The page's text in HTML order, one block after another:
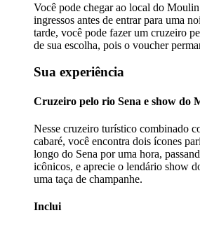
Você pode chegar ao local do
ingressos antes de entrar para uma
tarde, você pode fazer um cruzeiro
de sua escolha, pois o voucher
Sua experiência
Cruzeiro pelo rio Sena e show do
Nesse cruzeiro turístico combinado
cabaré, você encontra dois ícones
longo do Sena por uma hora,
icônicos, e aprecie o lendário show
uma taça de champanhe.
Inclui